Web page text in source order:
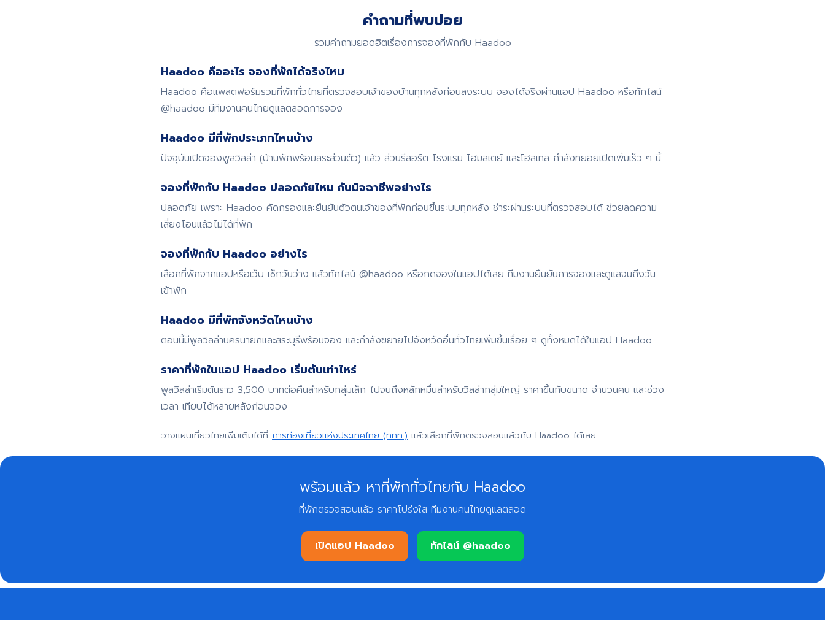
คำถามที่พบบ่อย
รวมคำถามยอดฮิตเรื่องการจองที่พักกับ Haadoo
Haadoo คืออะไร จองที่พักได้จริงไหม
Haadoo คือแพลตฟอร์มรวมที่พักทั่วไทยที่ตรวจสอบเจ้าของบ้านทุกหลังก่อนลงระบบ จองได้จริงผ่านแอป Haadoo หรือทักไลน์
@haadoo มีทีมงานคนไทยดูแลตลอดการจอง
Haadoo มีที่พักประเภทไหนบ้าง
ปัจจุบันเปิดจองพูลวิลล่า (บ้านพักพร้อมสระส่วนตัว) แล้ว ส่วนรีสอร์ต โรงแรม โฮมสเตย์ และโฮสเทล กำลังทยอยเปิดเพิ่มเร็ว ๆ นี้
จองที่พักกับ Haadoo ปลอดภัยไหม กันมิจฉาชีพอย่างไร
ปลอดภัย เพราะ Haadoo คัดกรองและยืนยันตัวตนเจ้าของที่พักก่อนขึ้นระบบทุกหลัง ชำระผ่านระบบที่ตรวจสอบได้ ช่วยลดความ
เสี่ยงโอนแล้วไม่ได้ที่พัก
จองที่พักกับ Haadoo อย่างไร
เลือกที่พักจากแอปหรือเว็บ เช็กวันว่าง แล้วทักไลน์ @haadoo หรือกดจองในแอปได้เลย ทีมงานยืนยันการจองและดูแลจนถึงวัน
เข้าพัก
Haadoo มีที่พักจังหวัดไหนบ้าง
ตอนนี้มีพูลวิลล่านครนายกและสระบุรีพร้อมจอง และกำลังขยายไปจังหวัดอื่นทั่วไทยเพิ่มขึ้นเรื่อย ๆ ดูทั้งหมดได้ในแอป Haadoo
ราคาที่พักในแอป Haadoo เริ่มต้นเท่าไหร่
พูลวิลล่าเริ่มต้นราว 3,500 บาทต่อคืนสำหรับกลุ่มเล็ก ไปจนถึงหลักหมื่นสำหรับวิลล่ากลุ่มใหญ่ ราคาขึ้นกับขนาด จำนวนคน และช่วง
เวลา เทียบได้หลายหลังก่อนจอง
วางแผนเที่ยวไทยเพิ่มเติมได้ที่ การท่องเที่ยวแห่งประเทศไทย (ททท.) แล้วเลือกที่พักตรวจสอบแล้วกับ Haadoo ได้เลย
พร้อมแล้ว หาที่พักทั่วไทยกับ Haadoo
ที่พักตรวจสอบแล้ว ราคาโปร่งใส ทีมงานคนไทยดูแลตลอด
เปิดแอป Haadoo ทักไลน์ @haadoo